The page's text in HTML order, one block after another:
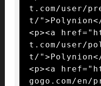
t.com/user/
t/
<p><a
t.com/user/
t/
<p><a
gogo.com/